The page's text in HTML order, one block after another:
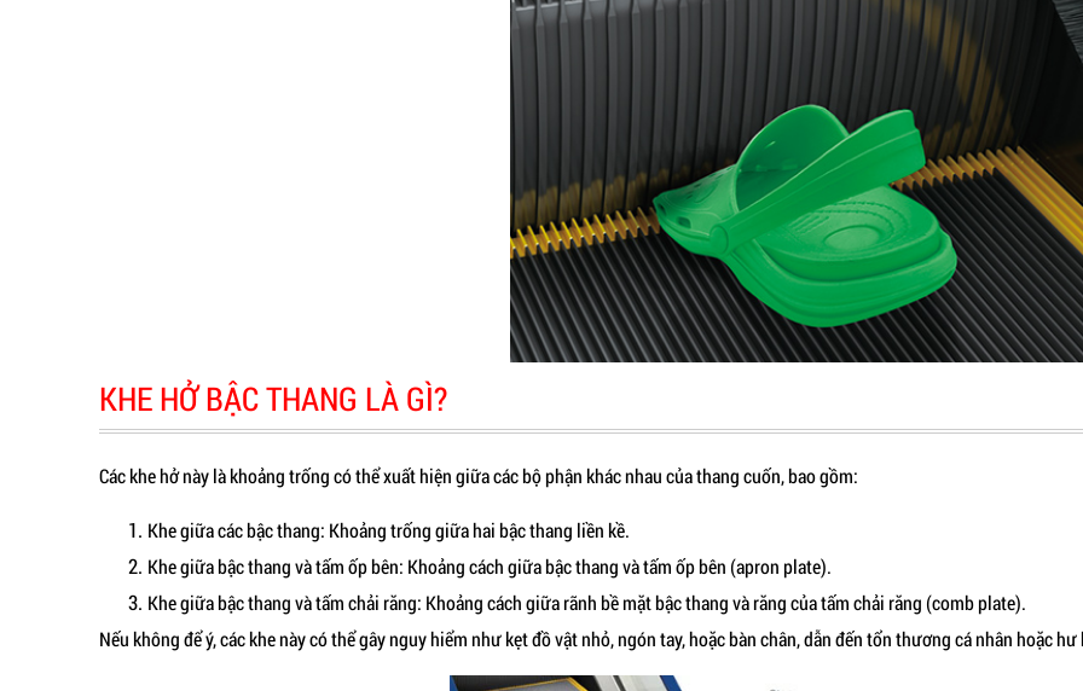
KHE HỞ BẬC THANG LÀ GÌ?
Các khe hở này là khoảng trống có thể xuất hiện giữa các bộ phận khác nhau của thang cuốn, bao gồm:
Khe giữa các bậc thang: Khoảng trống giữa hai bậc thang liền kề.
Khe giữa bậc thang và tấm ốp bên: Khoảng cách giữa bậc thang và tấm ốp bên (apron plate).
Khe giữa bậc thang và tấm chải răng: Khoảng cách giữa rãnh bề mặt bậc thang và răng của tấm chải răng (comb plate).
Nếu không để ý, các khe này có thể gây nguy hiểm như kẹt đồ vật nhỏ, ngón tay, hoặc bàn chân, dẫn đến tổn thương cá nhân hoặc